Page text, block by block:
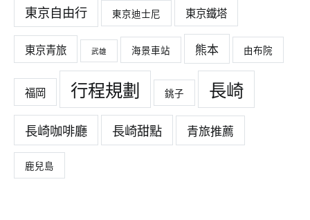
東京自由行 東京迪士尼 東京鐵塔
東京青旅 武雄 海景車站 熊本 由布院
福岡 行程規劃 銚子 長崎
長崎咖啡廳 長崎甜點 青旅推薦
鹿兒島